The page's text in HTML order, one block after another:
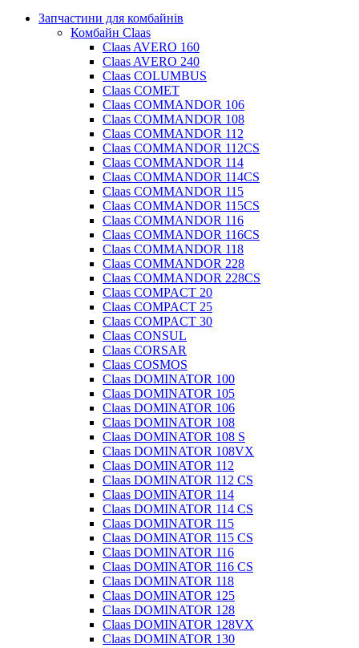
Запчастини для комбайнів
Комбайн Claas
Claas AVERO 160
Claas AVERO 240
Claas COLUMBUS
Claas COMET
Claas COMMANDOR 106
Claas COMMANDOR 108
Claas COMMANDOR 112
Claas COMMANDOR 112CS
Claas COMMANDOR 114
Claas COMMANDOR 114CS
Claas COMMANDOR 115
Claas COMMANDOR 115CS
Claas COMMANDOR 116
Claas COMMANDOR 116CS
Claas COMMANDOR 118
Claas COMMANDOR 228
Claas COMMANDOR 228CS
Claas COMPACT 20
Claas COMPACT 25
Claas COMPACT 30
Claas CONSUL
Claas CORSAR
Claas COSMOS
Claas DOMINATOR 100
Claas DOMINATOR 105
Claas DOMINATOR 106
Claas DOMINATOR 108
Claas DOMINATOR 108 S
Claas DOMINATOR 108VX
Claas DOMINATOR 112
Claas DOMINATOR 112 CS
Claas DOMINATOR 114
Claas DOMINATOR 114 CS
Claas DOMINATOR 115
Claas DOMINATOR 115 CS
Claas DOMINATOR 116
Claas DOMINATOR 116 CS
Claas DOMINATOR 118
Claas DOMINATOR 125
Claas DOMINATOR 128
Claas DOMINATOR 128VX
Claas DOMINATOR 130